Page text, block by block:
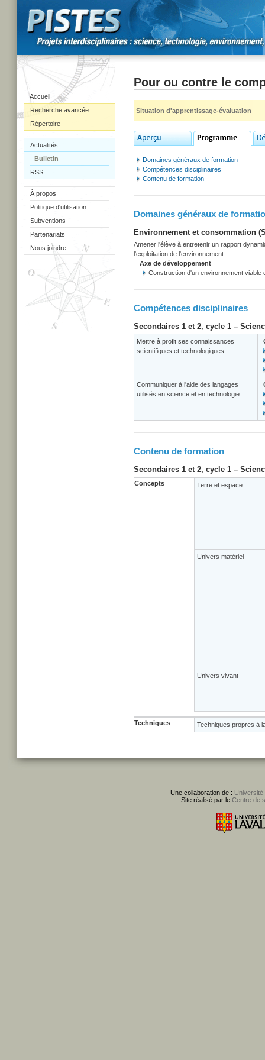
Accueil
Recherche avancée
Répertoire
Actualités
Bulletin
RSS
À propos
Politique d'utilisation
Subventions
Partenariats
Nous joindre
Pour ou contre le
Situation d'apprentissage-évaluation
Domaines généraux de formation
Compétences disciplinaires
Contenu de formation
Domaines généraux de
Environnement et consommation
Amener l'élève à entretenir un rapport
l'exploitation de l'environnement.
Axe de développement
Construction d'un environnement
Compétences disciplinaires
Secondaires 1 et 2, cycle 1 –
Mettre à profit ses connaissances
scientifiques et technologiques
Communiquer à l'aide des langages
utilisés en science et en technologie
Contenu de formation
Secondaires 1 et 2, cycle 1 –
Concepts Terre et espace
Univers matériel
Univers vivant
Techniques Techniques propres à
Une collaboration de : Université
Site réalisé par le Centre de